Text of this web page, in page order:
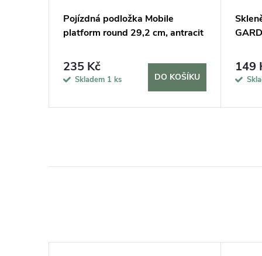
Pojízdná podložka Mobile
platform round 29,2 cm, antracit
235 Kč
Skladem 1 ks DO KOŠÍKU
149